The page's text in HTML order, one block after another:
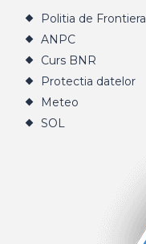
Politia de Frontiera
ANPC
Curs BNR
Protectia datelor
Meteo
SOL